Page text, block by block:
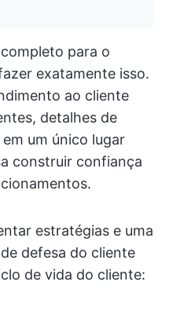
para o
exatamente isso.
ao cliente
detalhes de
um único lugar
construir confiança
estratégias e uma
defesa do cliente
de vida do cliente: